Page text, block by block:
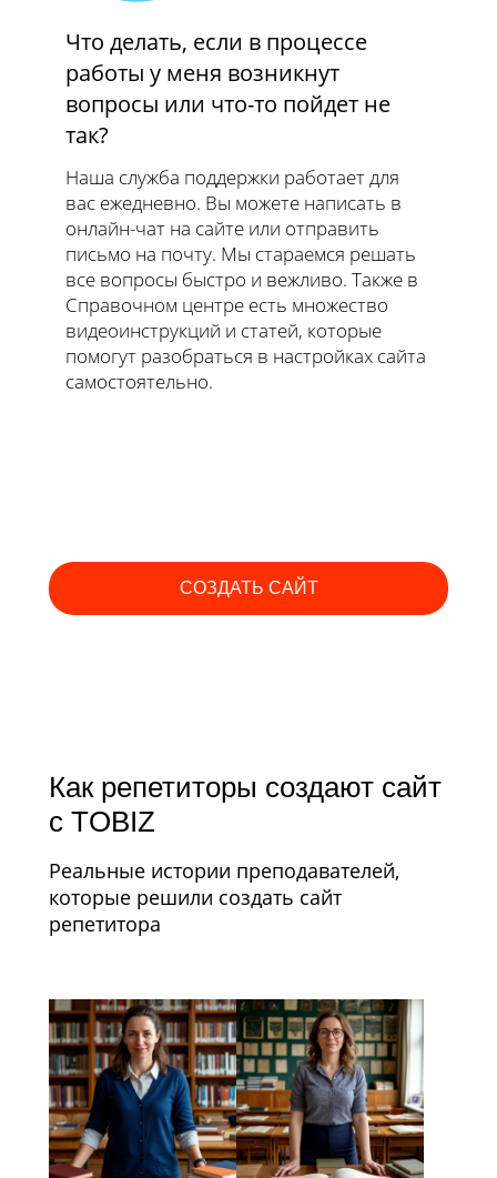
Что делать, если в процессе
работы у меня возникнут
вопросы или что-то пойдет не
так?
Наша служба поддержки работает для
вас ежедневно. Вы можете написать в
онлайн-чат на сайте или отправить
письмо на почту. Мы стараемся решать
все вопросы быстро и вежливо. Также в
Справочном центре есть множество
видеоинструкций и статей, которые
помогут разобраться в настройках сайта
самостоятельно.
СОЗДАТЬ САЙТ
Как репетиторы создают сайт
с TOBIZ
Реальные истории преподавателей,
которые решили создать сайт
репетитора